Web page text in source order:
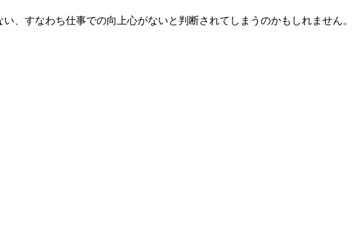
、すなわち仕事での向上心がないと判断されてしまうのかもしれません。